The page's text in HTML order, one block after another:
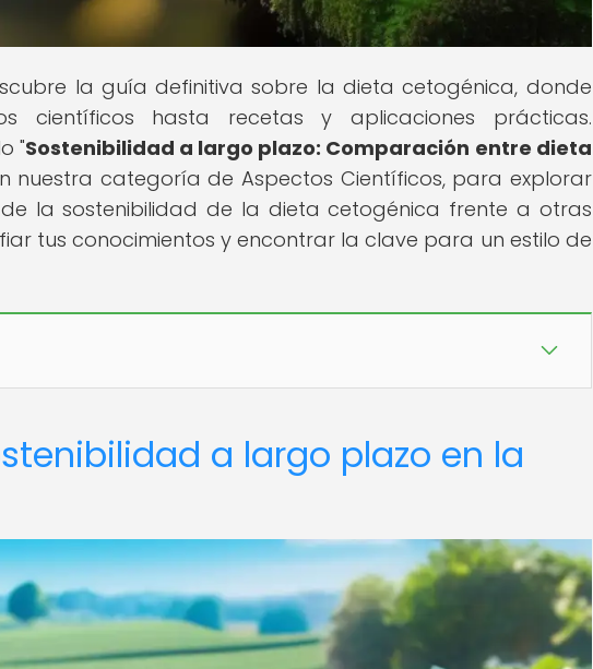
la guía definitiva sobre la dieta cetogénica, donde
científicos hasta recetas y aplicaciones prácticas.
"Sostenibilidad a largo plazo: Comparación entre dieta
nuestra categoría de Aspectos Científicos, para explorar
la sostenibilidad de la dieta cetogénica frente a otras
tus conocimientos y encontrar la clave para un estilo de
a largo plazo en la